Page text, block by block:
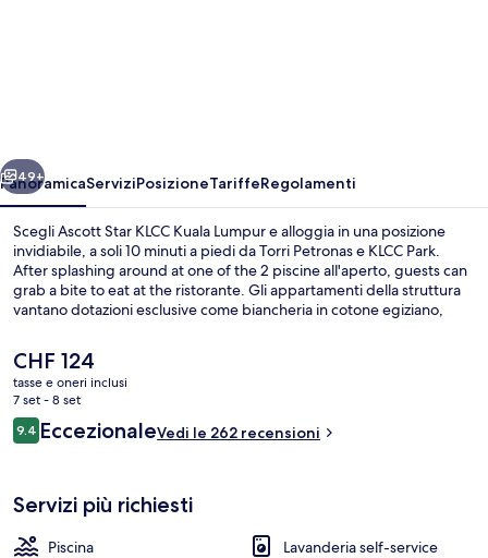
Avanti
49+
PanoramicaServiziPosizioneTariffeRegolamenti
Scegli Ascott Star KLCC Kuala Lumpur e alloggia in una posizione
invidiabile, a soli 10 minuti a piedi da Torri Petronas e KLCC Park.
After splashing around at one of the 2 piscine all'aperto, guests can
grab a bite to eat at the ristorante. Gli appartamenti della struttura
vantano dotazioni esclusive come biancheria in cotone egiziano,
gentile della struttura. La struttura è una comoda base per spostarsi
con i mezzi pubblici: KLCC Station si trova a 8 min a piedi e Kampang
Baru Station a 11.
Il
prezzo
attuale
è
CHF 124
CHF 124
tasse e oneri inclusi
7 set - 8 set
Recensioni
9.49.4 su 10
EccezionaleVedi le 262 recensioni
Servizi più richiesti
Piscina
Lavanderia self-service